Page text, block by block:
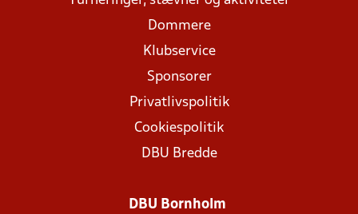
Dommere
Klubservice
Sponsorer
Privatlivspolitik
Cookiespolitik
DBU Bredde
DBU Bornholm